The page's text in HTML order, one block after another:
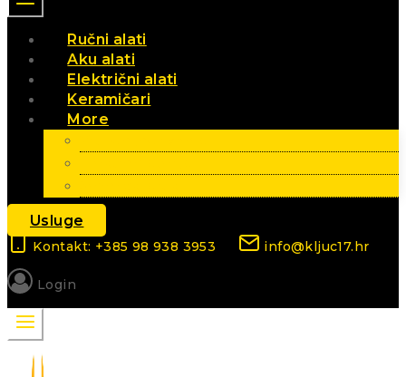
Ručni alati
Aku alati
Električni alati
Keramičari
More
Usluge
Kontakt: +385 98 938 3953 info@kljuc17.hr
Login